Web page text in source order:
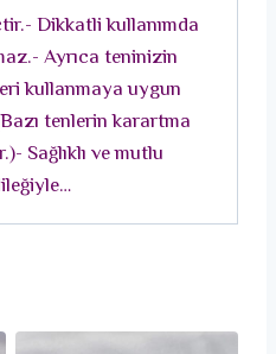
Dikkatli kullanımda
Ayrıca teninizin
kullanmaya uygun
tenlerin karartma
Sağlıklı ve mutlu